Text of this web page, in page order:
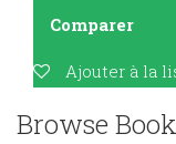
Comparer
Ajouter à la
Browse